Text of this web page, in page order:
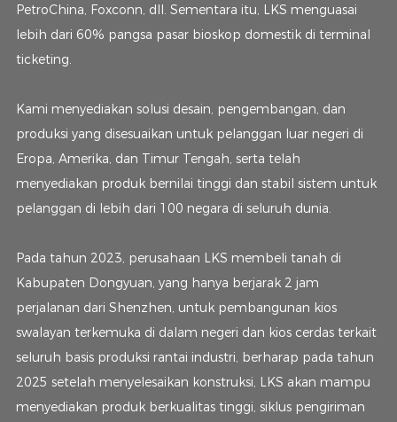
PetroChina, Foxconn, dll. Sementara itu, LKS menguasai
lebih dari 60% pangsa pasar bioskop domestik di terminal
ticketing.
Kami menyediakan solusi desain, pengembangan, dan
produksi yang disesuaikan untuk pelanggan luar negeri di
Eropa, Amerika, dan Timur Tengah, serta telah
menyediakan produk bernilai tinggi dan stabil sistem untuk
pelanggan di lebih dari 100 negara di seluruh dunia.
Pada tahun 2023, perusahaan LKS membeli tanah di
Kabupaten Dongyuan, yang hanya berjarak 2 jam
perjalanan dari Shenzhen, untuk pembangunan kios
swalayan terkemuka di dalam negeri dan kios cerdas terkait
seluruh basis produksi rantai industri, berharap pada tahun
2025 setelah menyelesaikan konstruksi, LKS akan mampu
menyediakan produk berkualitas tinggi, siklus pengiriman